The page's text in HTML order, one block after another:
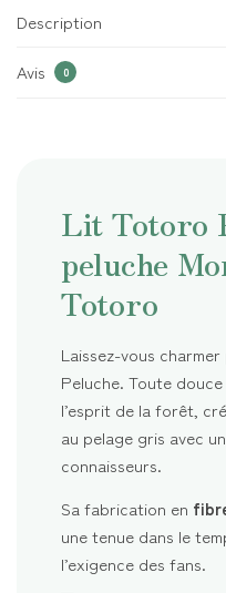
Description
Avis 0
Lit Totoro
peluche
Totoro
Laissez-vous
Peluche. Toute
l’esprit de la forêt,
au pelage gris avec
connaisseurs.
Sa fabrication en
une tenue dans le
l’exigence des fans.